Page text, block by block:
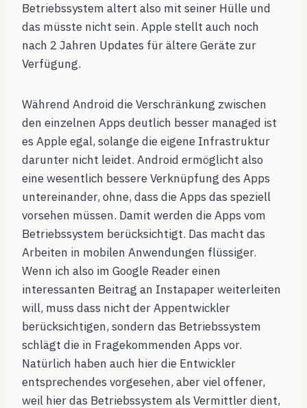
Betriebssystem altert also mit seiner Hülle und
das müsste nicht sein. Apple stellt auch noch
nach 2 Jahren Updates für ältere Geräte zur
Verfügung.
Während Android die Verschränkung zwischen
den einzelnen Apps deutlich besser managed ist
es Apple egal, solange die eigene Infrastruktur
darunter nicht leidet. Android ermöglicht also
eine wesentlich bessere Verknüpfung des Apps
untereinander, ohne, dass die Apps das speziell
vorsehen müssen. Damit werden die Apps vom
Betriebssystem berücksichtigt. Das macht das
Arbeiten in mobilen Anwendungen flüssiger.
Wenn ich also im Google Reader einen
interessanten Beitrag an Instapaper weiterleiten
will, muss dass nicht der Appentwickler
berücksichtigen, sondern das Betriebssystem
schlägt die in Fragekommenden Apps vor.
Natürlich haben auch hier die Entwickler
entsprechendes vorgesehen, aber viel offener,
weil hier das Betriebssystem als Vermittler dient,